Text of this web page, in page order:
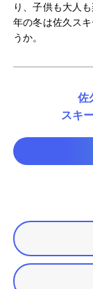
り、子供も大人
年の冬は佐久ス
うか。
佐
スキ